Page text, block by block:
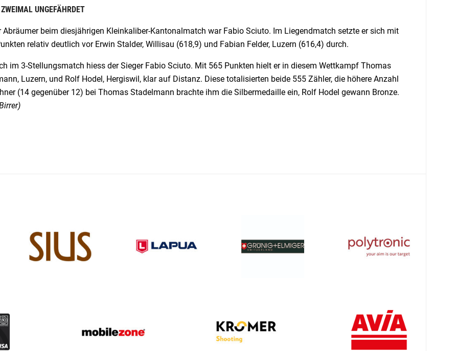
UNGEFÄHRDET
Abräumer beim diesjährigen Kleinkaliber-Kantonalmatch war Fabio Sciuto. Im Liegendmatch setzte er sich mit
relativ deutlich vor Erwin Stalder, Willisau (618,9) und Fabian Felder, Luzern (616,4) durch.
im 3-Stellungsmatch hiess der Sieger Fabio Sciuto. Mit 565 Punkten hielt er in diesem Wettkampf Thomas
Luzern, und Rolf Hodel, Hergiswil, klar auf Distanz. Diese totalisierten beide 555 Zähler, die höhere Anzahl
(14 gegenüber 12) bei Thomas Stadelmann brachte ihm die Silbermedaille ein, Rolf Hodel gewann Bronze.